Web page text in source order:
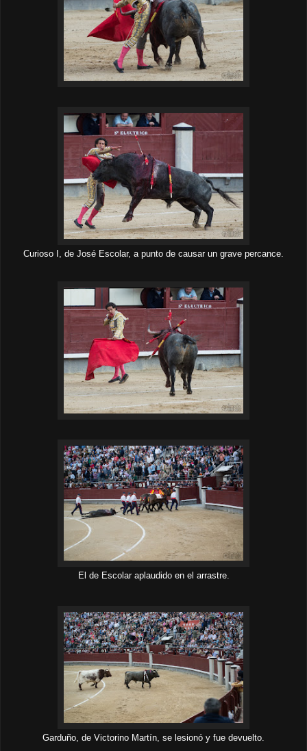
Curioso I, de José Escolar, a punto de causar un grave percance.
El de Escolar aplaudido en el arrastre.
Garduño, de Victorino Martín, se lesionó y fue devuelto